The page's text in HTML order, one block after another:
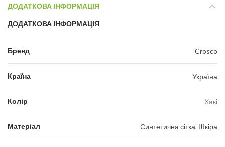
ДОДАТКОВА ІНФОРМАЦІЯ
ДОДАТКОВА ІНФОРМАЦІЯ
Бренд Crosco
Країна Україна
Колір Хакі
Матеріал Синтетична сітка, Шкіра